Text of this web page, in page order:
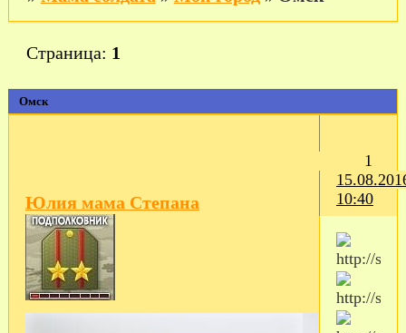
Омск
Страница: 1
1
10:40
Юлия мама Степана